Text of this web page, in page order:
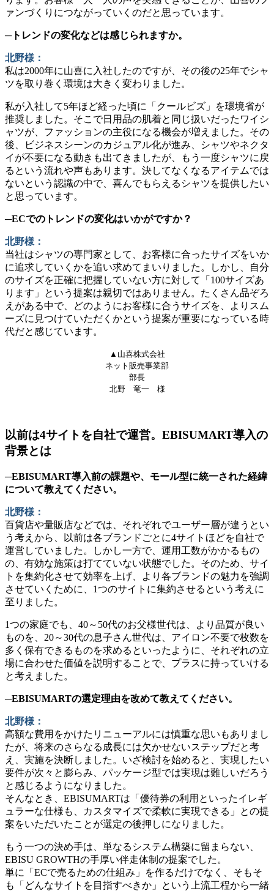
ァンづくりにつながっていくのだと思っています。
─トレンドの変化などは感じられますか。
北野様：
私は2000年に山喜に入社したのですが、その後の25年でシャ
ツを取り巻く環境は大きく変わりました。
私が入社して5年ほど経った頃に「クールビズ」を環境省が
推奨しました。そこで日用品の肌着と同じ扱いだったワイシ
ャツが、ファッションの主役になる機会が増えました。その
後、ビジネスシーンのカジュアル化が進み、シャツやネクタ
イが不要になる動きも出てきましたが、もう一度シャツに戻
るという流れや声もあります。決してなくなるアイテムでは
ないという認識の中で、喜んでもらえるシャツを提供したい
と思っています。
─ECでのトレンドの変化はいかがですか？
北野様：
当社はシャツの専門家として、お客様に合ったサイズをいか
に追求していくかを追い求めてまいりました。しかし、自分
のサイズを正確に把握していない方に対して「100サイズあ
ります」という提案は親切ではありません。たくさん品ぞろ
えがある中で、どのようにお客様に合うサイズを、よりスム
ーズに見つけていただくかという提案が重要になっている時
代だと感じています。
▲山喜株式会社
ネット販売事業部
部長
北野 竜一 様
以前は4サイトを自社で運営。EBISUMART導入の
背景とは
─EBISUMART導入前の課題や、モール型に統一された経緯
について教えてください。
北野様：
百貨店や量販店などでは、それぞれでユーザー層が違うとい
う考えから、以前は各ブランドごとに4サイトほどを自社で
運営していました。しかし一方で、運用工数がかかるもの
の、有効な施策は打てていない状態でした。そのため、サイ
トを集約化させて効率を上げ、より各ブランドの魅力を強調
させていくために、1つのサイトに集約させるという考えに
至りました。
1つの家庭でも、40～50代のお父様世代は、より品質が良い
ものを、20～30代の息子さん世代は、アイロン不要で枚数を
多く保有できるものを求めるといったように、それぞれの立
場に合わせた価値を説明することで、プラスに持っていける
と考えました。
─EBISUMARTの選定理由を改めて教えてください。
北野様：
高額な費用をかけたリニューアルには慎重な思いもありまし
たが、将来のさらなる成長には欠かせないステップだと考
え、実施を決断しました。いざ検討を始めると、実現したい
要件が次々と膨らみ、パッケージ型では実現は難しいだろう
と感じるようになりました。
そんなとき、EBISUMARTは「優待券の利用といったイレギ
ュラーな仕様も、カスタマイズで柔軟に実現できる」との提
案をいただいたことが選定の後押しになりました。
もう一つの決め手は、単なるシステム構築に留まらない、
EBISU GROWTHの手厚い伴走体制の提案でした。
単に「ECで売るための仕組み」を作るだけでなく、そもそ
も「どんなサイトを目指すべきか」という上流工程から一緒